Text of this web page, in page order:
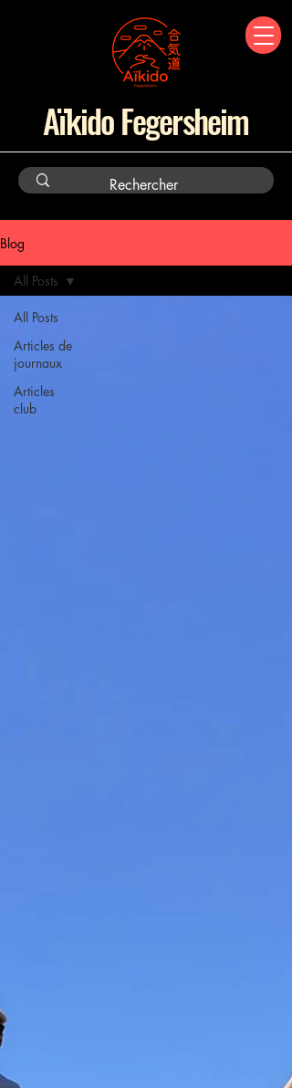
Aïkido Fegersheim
Blog
All Posts
Articles de
journaux
Articles
club
All Posts